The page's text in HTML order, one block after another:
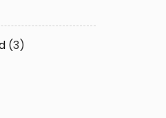
(3)